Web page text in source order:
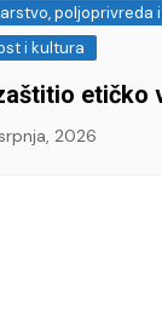
poljoprivreda
i kultura
etičko
2026